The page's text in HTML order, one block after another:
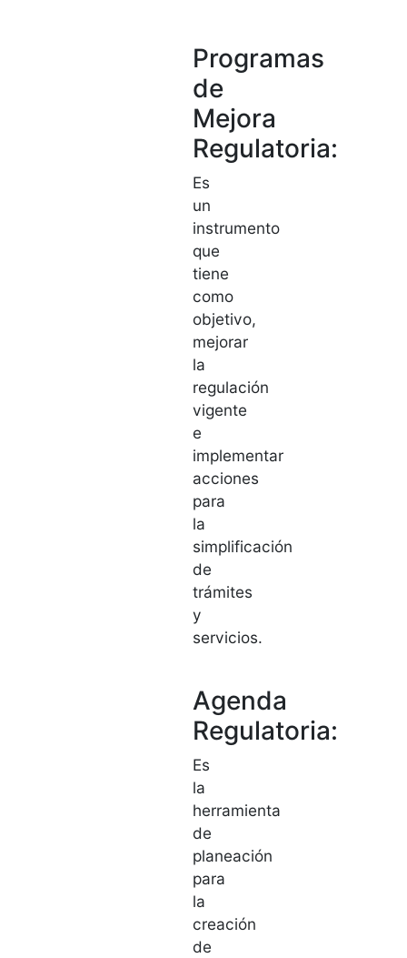
Programas
de
Mejora
Regulatoria:
Es
un
instrumento
que
tiene
como
objetivo,
mejorar
la
regulación
vigente
e
implementar
acciones
para
la
simplificación
de
trámites
y
servicios.
Agenda
Regulatoria:
Es
la
herramienta
de
planeación
para
la
creación
de